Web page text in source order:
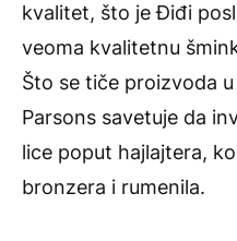
kvalitet, što je Điđi
veoma kvalitetnu
Što se tiče proizvoda
Parsons savetuje da
lice poput hajlajtera,
bronzera i rumenila.